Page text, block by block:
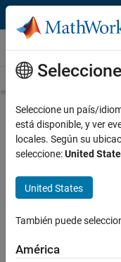
Saltar al contenido
Video and
Videos Home Search
Getting
It is easy to get started
concepts. You will learn
simulate that model, and
your projects.
Seleccione un país/
está disponible, y ver
locales. Según su
seleccione:United
United States
También puede
América